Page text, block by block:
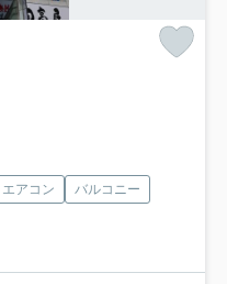
エアコン
バルコニー